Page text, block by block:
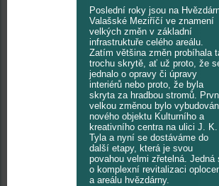
Poslední roky jsou na
Valašské Meziříčí ve znamení
velkých změn v základní
infrastruktuře celého areálu.
Zatím většina změn probíhala
trochu skrytě, ať už proto, že
jednalo o opravy či úpravy
interiérů nebo proto, že byla
skryta za hradbou stromů.
velkou změnou bylo
nového objektu Kulturního a
kreativního centra na ulici J. K.
Tyla a nyní se dostáváme do
další etapy, která je svou
povahou velmi zřetelná. Jedná
o komplexní revitalizaci
a areálu hvězdárny.